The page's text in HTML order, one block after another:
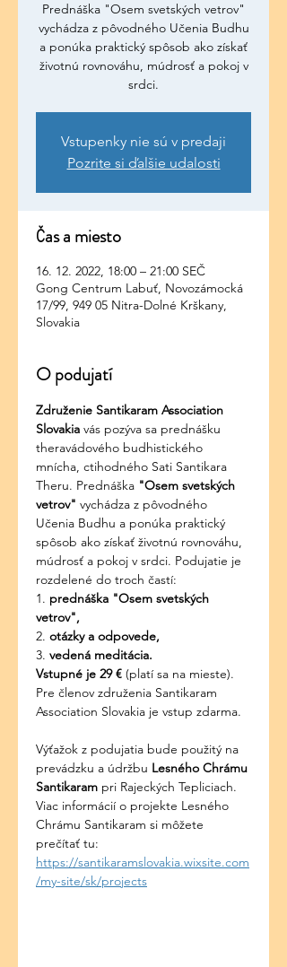
Prednáška "Osem svetských vetrov"
vychádza z pôvodného Učenia Budhu
a ponúka praktický spôsob ako získať
životnú rovnováhu, múdrosť a pokoj v
srdci.
Vstupenky nie sú v predaji
Pozrite si ďalšie udalosti
Čas a miesto
16. 12. 2022, 18:00 – 21:00 SEČ
Gong Centrum Labuť, Novozámocká
17/99, 949 05 Nitra-Dolné Krškany,
Slovakia
O podujatí
Združenie Santikaram Association
Slovakia vás pozýva sa prednášku
theravádového budhistického
mnícha, ctihodného Sati Santikara
Theru. Prednáška "Osem svetských
vetrov" vychádza z pôvodného
Učenia Budhu a ponúka praktický
spôsob ako získať životnú rovnováhu,
múdrosť a pokoj v srdci. Podujatie je
rozdelené do troch častí:
1. prednáška "Osem svetských
vetrov",
2. otázky a odpovede,
3. vedená meditácia.
Vstupné je 29 € (platí sa na mieste).
Pre členov združenia Santikaram
Association Slovakia je vstup zdarma.
Výťažok z podujatia bude použitý na
prevádzku a údržbu Lesného Chrámu
Santikaram pri Rajeckých Tepliciach.
Viac informácií o projekte Lesného
Chrámu Santikaram si môžete
prečítať tu:
https://santikaramslovakia.wixsite.com
/my-site/sk/projects